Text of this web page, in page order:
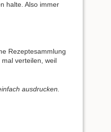
halte. Also immer
Rezeptesammlung
verteilen, weil
ausdrucken.